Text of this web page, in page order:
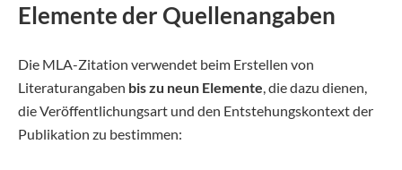
Elemente der Quellenangaben
Die MLA-Zitation verwendet beim Erstellen von
Literaturangaben bis zu neun Elemente, die dazu dienen,
die Veröffentlichungsart und den Entstehungskontext der
Publikation zu bestimmen: